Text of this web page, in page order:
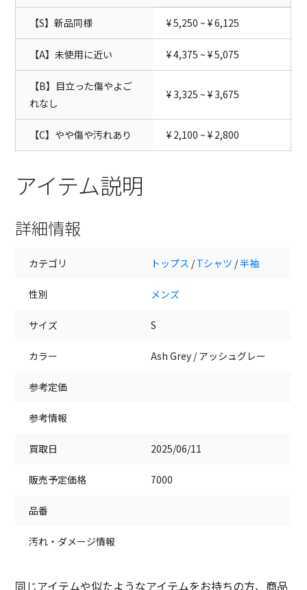
【S】新品同様 ¥ 5,250 ~ ¥ 6,125
【A】未使用に近い ¥ 4,375 ~ ¥ 5,075
【B】目立った傷やよご
れなし
¥ 3,325 ~ ¥ 3,675
【C】やや傷や汚れあり ¥ 2,100 ~ ¥ 2,800
アイテム説明
詳細情報
カテゴリ トップス /Tシャツ /半袖
性別 メンズ
サイズ S
カラー Ash Grey / アッシュグレー
参考定価
参考情報
買取日 2025/06/11
販売予定価格 7000
品番
汚れ・ダメージ情報
同じアイテムや似たようなアイテムをお持ちの方、商品